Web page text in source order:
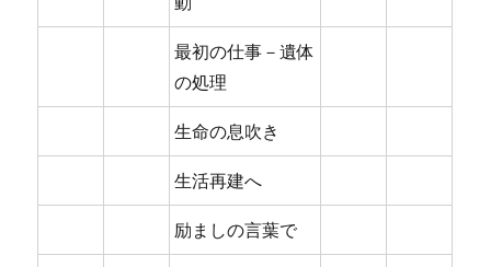
最初の仕事－遺体
の処理
生命の息吹き
生活再建へ
励ましの言葉で